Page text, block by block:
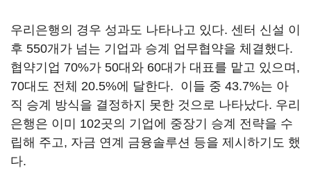
우리은행의 경우 성과도 나타나고 있다. 센터 신설 이
후 550개가 넘는 기업과 승계 업무협약을 체결했다.
협약기업 70%가 50대와 60대가 대표를 맡고 있으며,
70대도 전체 20.5%에 달한다. 이들 중 43.7%는 아
직 승계 방식을 결정하지 못한 것으로 나타났다. 우리
은행은 이미 102곳의 기업에 중장기 승계 전략을 수
립해 주고, 자금 연계 금융솔루션 등을 제시하기도 했
다.